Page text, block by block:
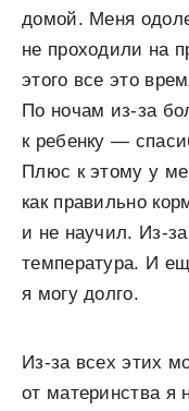
домой. Меня
не проходили на
этого все это
По ночам из-за
к ребенку —
Плюс к этому у
как правильно
и не научил. Из-
температура. И
я могу долго.
Из-за всех этих
от материнства я